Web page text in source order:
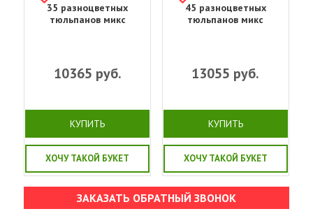
35 разноцветных
тюльпанов микс
10365 руб.
КУПИТЬ
ХОЧУ ТАКОЙ БУКЕТ
45 разноцветных
тюльпанов микс
13055 руб.
КУПИТЬ
ХОЧУ ТАКОЙ БУКЕТ
ЗАКАЗАТЬ ОБРАТНЫЙ ЗВОНОК